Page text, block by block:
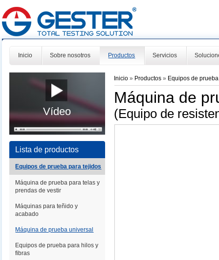
Inicio Sobre nosotros Productos Servicios
Vídeo
Lista de productos
Equipos de prueba para tejidos
Máquina de prueba para telas y
prendas de vestir
Máquinas para teñido y
acabado
Máquina de prueba universal
Equipos de prueba para hilos y
fibras
Inicio » Productos» Equipos de
Máquina de
(Equipo de